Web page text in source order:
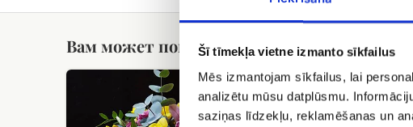
Šī tīmekļa vietne izmanto sīkfailus
Mēs izmantojam sīkfailus, lai
analizētu mūsu datplūsmu.
saziņas līdzekļu, reklamēšanas un
Вам может понравиться
Весенняя
Зимняя
композиция